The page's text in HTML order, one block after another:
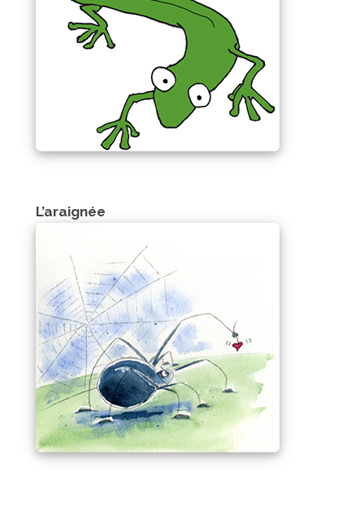
L’araignée